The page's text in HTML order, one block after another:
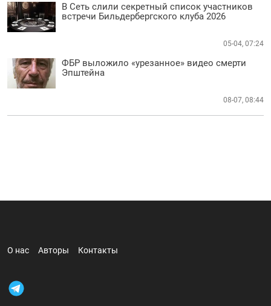
В Сеть слили секретный список участников
встречи Бильдербергского клуба 2026
05-04, 07:24
ФБР выложило «урезанное» видео смерти
Эпштейна
08-07, 08:44
О нас Авторы Контакты